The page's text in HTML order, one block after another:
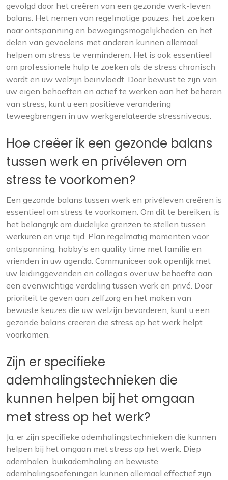
gevolgd door het creëren van een gezonde werk-leven
balans. Het nemen van regelmatige pauzes, het zoeken
naar ontspanning en bewegingsmogelijkheden, en het
delen van gevoelens met anderen kunnen allemaal
helpen om stress te verminderen. Het is ook essentieel
om professionele hulp te zoeken als de stress chronisch
wordt en uw welzijn beïnvloedt. Door bewust te zijn van
uw eigen behoeften en actief te werken aan het beheren
van stress, kunt u een positieve verandering
teweegbrengen in uw werkgerelateerde stressniveaus.
Hoe creëer ik een gezonde balans
tussen werk en privéleven om
stress te voorkomen?
Een gezonde balans tussen werk en privéleven creëren is
essentieel om stress te voorkomen. Om dit te bereiken, is
het belangrijk om duidelijke grenzen te stellen tussen
werkuren en vrije tijd. Plan regelmatig momenten voor
ontspanning, hobby’s en quality time met familie en
vrienden in uw agenda. Communiceer ook openlijk met
uw leidinggevenden en collega’s over uw behoefte aan
een evenwichtige verdeling tussen werk en privé. Door
prioriteit te geven aan zelfzorg en het maken van
bewuste keuzes die uw welzijn bevorderen, kunt u een
gezonde balans creëren die stress op het werk helpt
voorkomen.
Zijn er specifieke
ademhalingstechnieken die
kunnen helpen bij het omgaan
met stress op het werk?
Ja, er zijn specifieke ademhalingstechnieken die kunnen
helpen bij het omgaan met stress op het werk. Diep
ademhalen, buikademhaling en bewuste
ademhalingsoefeningen kunnen allemaal effectief zijn